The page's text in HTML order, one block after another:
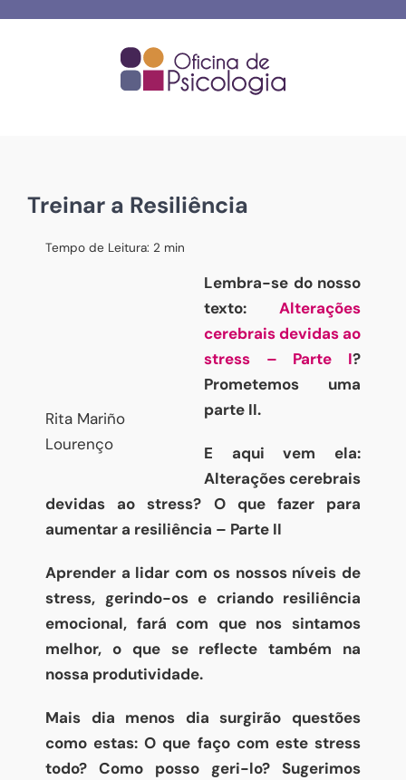
Treinar a Resiliência
Tempo de Leitura: 2 min
Rita Mariño
Lourenço
Lembra-se do nosso
texto: Alterações
cerebrais devidas ao
stress – Parte I?
Prometemos uma
parte II.
E aqui vem ela:
Alterações cerebrais
devidas ao stress? O que fazer para
aumentar a resiliência – Parte II
Aprender a lidar com os nossos níveis de
stress, gerindo-os e criando resiliência
emocional, fará com que nos sintamos
melhor, o que se reflecte também na
nossa produtividade.
Mais dia menos dia surgirão questões
como estas: O que faço com este stress
todo? Como posso geri-lo? Sugerimos